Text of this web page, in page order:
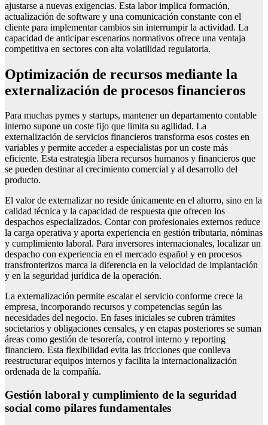
ajustarse a nuevas exigencias. Esta labor implica formación,
actualización de software y una comunicación constante con el
cliente para implementar cambios sin interrumpir la actividad. La
capacidad de anticipar escenarios normativos ofrece una ventaja
competitiva en sectores con alta volatilidad regulatoria.
Optimización de recursos mediante la
externalización de procesos financieros
Para muchas pymes y startups, mantener un departamento contable
interno supone un coste fijo que limita su agilidad. La
externalización de servicios financieros transforma esos costes en
variables y permite acceder a especialistas por un coste más
eficiente. Esta estrategia libera recursos humanos y financieros que
se pueden destinar al crecimiento comercial y al desarrollo del
producto.
El valor de externalizar no reside únicamente en el ahorro, sino en la
calidad técnica y la capacidad de respuesta que ofrecen los
despachos especializados. Contar con profesionales externos reduce
la carga operativa y aporta experiencia en gestión tributaria, nóminas
y cumplimiento laboral. Para inversores internacionales, localizar un
despacho con experiencia en el mercado español y en procesos
transfronterizos marca la diferencia en la velocidad de implantación
y en la seguridad jurídica de la operación.
La externalización permite escalar el servicio conforme crece la
empresa, incorporando recursos y competencias según las
necesidades del negocio. En fases iniciales se cubren trámites
societarios y obligaciones censales, y en etapas posteriores se suman
áreas como gestión de tesorería, control interno y reporting
financiero. Esta flexibilidad evita las fricciones que conlleva
reestructurar equipos internos y facilita la internacionalización
ordenada de la compañía.
Gestión laboral y cumplimiento de la seguridad
social como pilares fundamentales